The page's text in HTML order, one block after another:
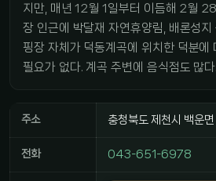
지만, 매년 12월 1일부터 이듬해 2월
장 인근에 박달재 자연휴양림, 배론성
핑장 자체가 덕동계곡에 위치한 덕분에
필요가 없다. 계곡 주변에 음식점도 많다.
주소 충청북도 제천시 백운
전화 043-651-6978